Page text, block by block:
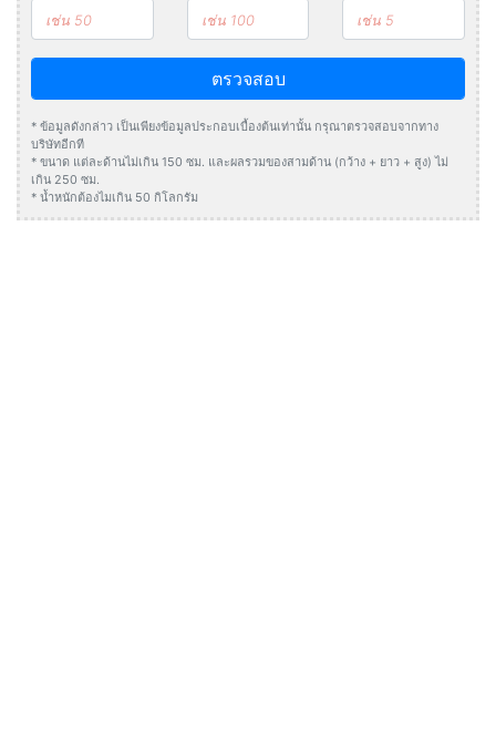
ตรวจสอบ
* ข้อมูลดังกล่าว เป็นเพียงข้อมูลประกอบเบื้องต้นเท่านั้น กรุณาตรวจสอบจากทาง
บริษัทอีกที
* ขนาด แต่ละด้านไม่เกิน 150 ซม. และผลรวมของสามด้าน (กว้าง + ยาว + สูง) ไม่
เกิน 250 ซม.
* น้ำหนักต้องไมเกิน 50 กิโลกรัม